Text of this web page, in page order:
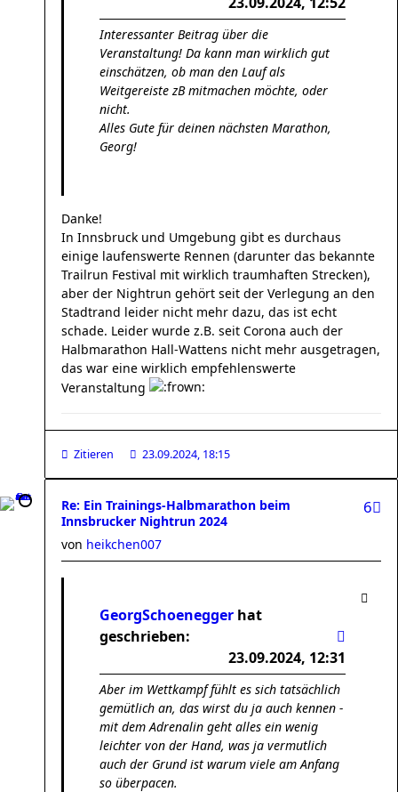
Interessanter Beitrag über die
Veranstaltung! Da kann man wirklich gut
einschätzen, ob man den Lauf als
Weitgereiste zB mitmachen möchte, oder
nicht.
Alles Gute für deinen nächsten Marathon,
Georg!
Danke!
In Innsbruck und Umgebung gibt es durchaus
einige laufenswerte Rennen (darunter das bekannte
Trailrun Festival mit wirklich traumhaften Strecken),
aber der Nightrun gehört seit der Verlegung an den
Stadtrand leider nicht mehr dazu, das ist echt
schade. Leider wurde z.B. seit Corona auch der
Halbmarathon Hall-Wattens nicht mehr ausgetragen,
das war eine wirklich empfehlenswerte
Veranstaltung
Zitieren 23.09.2024, 18:15
Re: Ein Trainings-Halbmarathon beim
Innsbrucker Nightrun 2024
6
von heikchen007
GeorgSchoenegger hat
geschrieben:
23.09.2024, 12:31
Aber im Wettkampf fühlt es sich tatsächlich
gemütlich an, das wirst du ja auch kennen -
mit dem Adrenalin geht alles ein wenig
leichter von der Hand, was ja vermutlich
auch der Grund ist warum viele am Anfang
so überpacen.